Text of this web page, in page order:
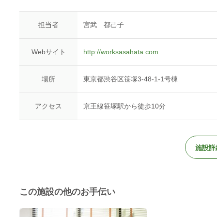
担当者 宮武 都己子
Webサイト http://worksasahata.com
場所 東京都渋谷区笹塚3-48-1-1号棟
アクセス 京王線笹塚駅から徒歩10分
施設
この施設の他のお手伝い